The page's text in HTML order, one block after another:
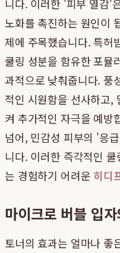
니다. 이러한 '피부 열감'
노화를 촉진하는 원인이
제에 주목했습니다. 특허
쿨링 성분을 함유한 포뮬
과적으로 낮춰줍니다. 풍
적인 시원함을 선사하고,
켜 추가적인 자극을 예방
넘어, 민감성 피부의 '응
니다. 이러한 즉각적인
는 경험하기 어려운 히디
마이크로 버블 입
토너의 효과는 얼마나 좋